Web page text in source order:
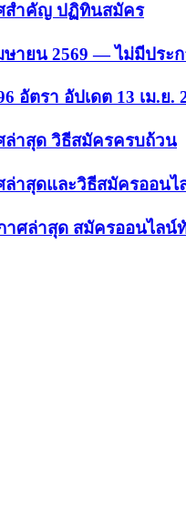
ศสำคัญ ปฏิทินสมัคร
ษายน 2569 — ไม่มีประ
อัตรา อัปเดต 13 เม.ย.
ล่าสุด วิธีสมัครครบถ้วน
ล่าสุดและวิธีสมัครออนไ
าศล่าสุด สมัครออนไลน์